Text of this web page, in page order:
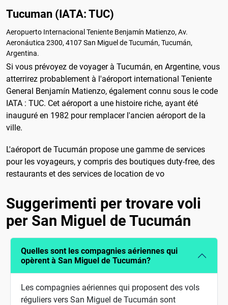
Tucuman (IATA: TUC)
Aeropuerto Internacional Teniente Benjamín Matienzo, Av.
Aeronáutica 2300, 4107 San Miguel de Tucumán, Tucumán,
Argentina.
Si vous prévoyez de voyager à Tucumán, en Argentine, vous
atterrirez probablement à l'aéroport international Teniente
General Benjamín Matienzo, également connu sous le code
IATA : TUC. Cet aéroport a une histoire riche, ayant été
inauguré en 1982 pour remplacer l'ancien aéroport de la
ville.
L'aéroport de Tucumán propose une gamme de services
pour les voyageurs, y compris des boutiques duty-free, des
restaurants et des services de location de vo
Suggerimenti per trovare voli
per San Miguel de Tucumán
Quelles sont les compagnies aériennes qui
opèrent à San Miguel de Tucumán?
Les compagnies aériennes qui proposent des vols
réguliers vers San Miguel de Tucumán sont